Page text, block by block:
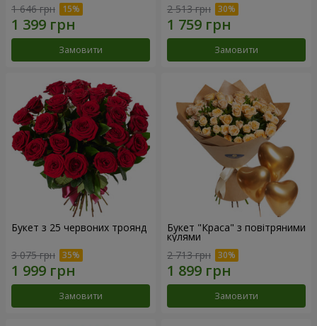
1 646 грн
Замовити
2 513 грн
Замовити
Букет з 25 червоних троянд
3 075 грн
Замовити
Букет "Краса" з повітряними
кулями
2 713 грн
Замовити